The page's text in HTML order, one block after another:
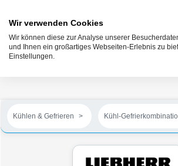
Kühlen & Gefrieren Kühl-
Wir verwenden Cookies
Wir können diese zur Analyse unserer
und Ihnen ein großartiges Webseiten-Erlebnis zu
Einstellungen.